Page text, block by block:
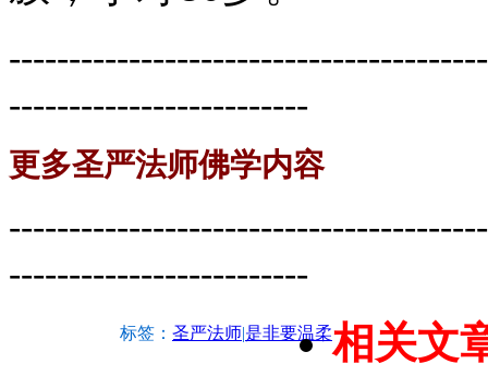
-------------------------
更多圣严法师佛学内容
-------------------------
标签： 圣严法师|是非要温柔相关文